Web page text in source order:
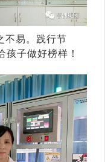
不易。践行节
孩子做好榜样！